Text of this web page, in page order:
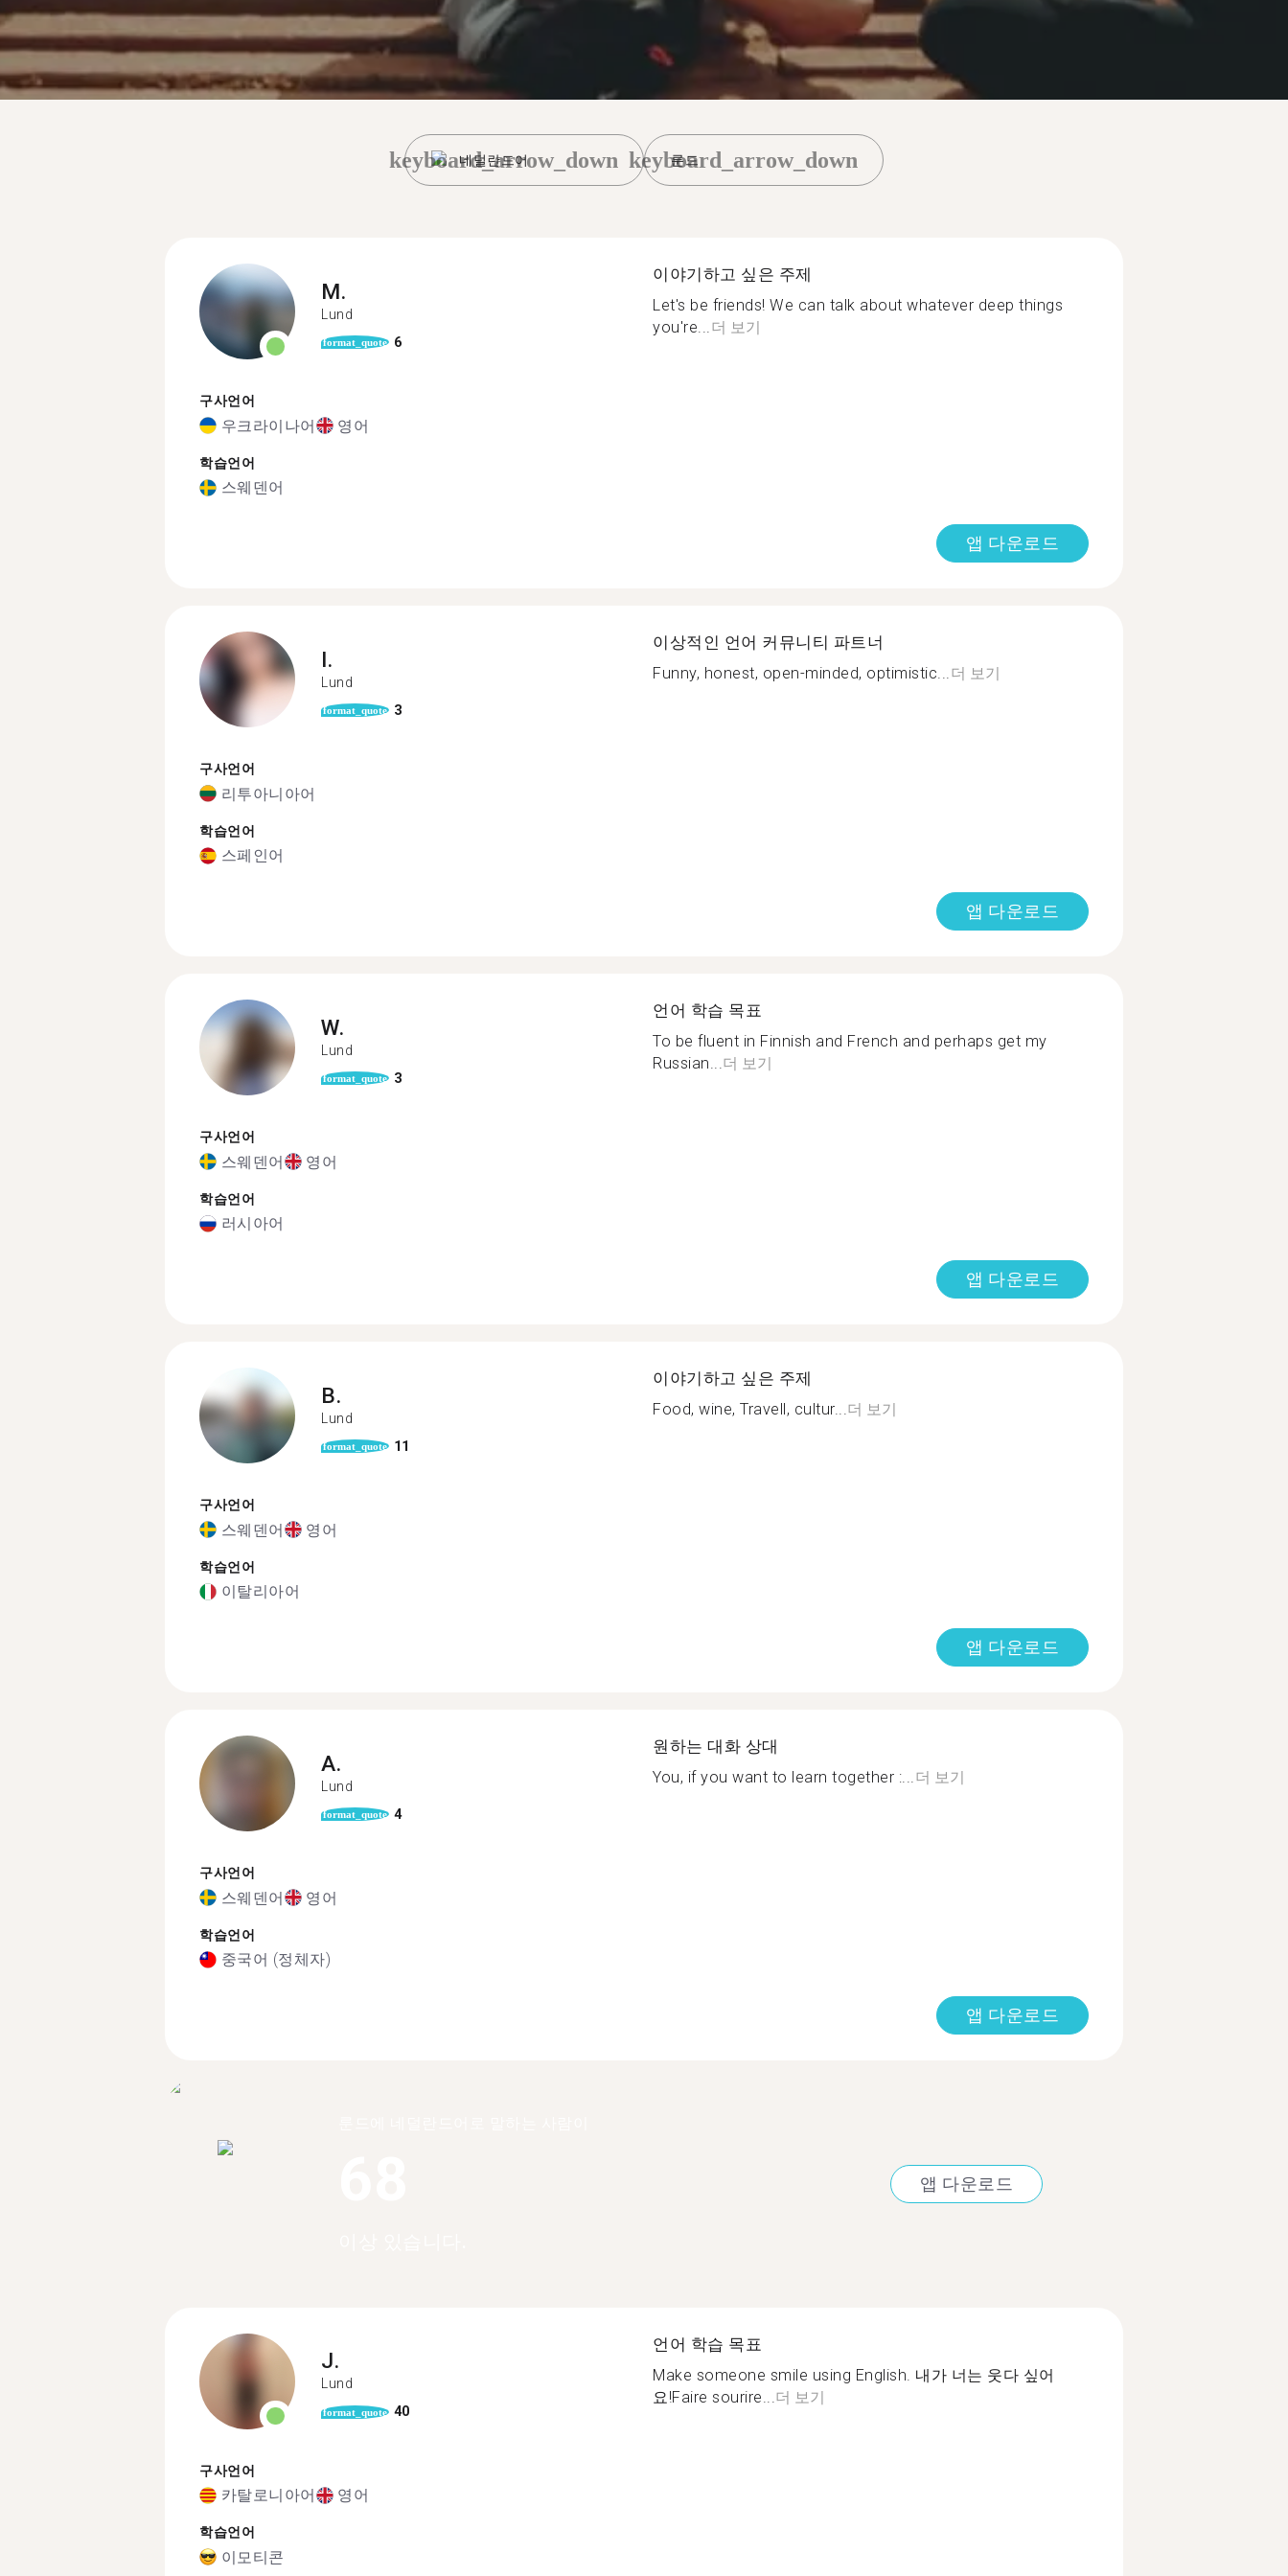
네덜란드어
keyboard_arrow_down 룬드
keyboard_arrow_down
M.
Lund
format_quote 6
구사언어
우크라이나어 영어
학습언어
스웨덴어
이야기하고 싶은 주제
Let's be friends! We can talk about whatever deep things
you're...더 보기
앱 다운로드
I.
Lund
format_quote 3
구사언어
리투아니아어
학습언어
스페인어
이상적인 언어 커뮤니티 파트너
Funny, honest, open-minded, optimistic...더 보기
앱 다운로드
W.
Lund
format_quote 3
구사언어
스웨덴어 영어
학습언어
러시아어
언어 학습 목표
To be fluent in Finnish and French and perhaps get my
Russian...더 보기
앱 다운로드
B.
Lund
format_quote 11
구사언어
스웨덴어 영어
학습언어
이탈리아어
이야기하고 싶은 주제
Food, wine, Travell, cultur...더 보기
앱 다운로드
A.
Lund
format_quote 4
구사언어
스웨덴어 영어
학습언어
중국어 (정체자)
원하는 대화 상대
You, if you want to learn together :...더 보기
앱 다운로드
앱 다운로드
J.
Lund
format_quote 40
구사언어
카탈로니아어 영어
학습언어
이모티콘
언어 학습 목표
Make someone smile using English. 내가 너는 웃다 싶어
요!Faire sourire... 더 보기